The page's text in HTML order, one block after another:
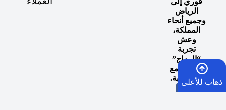
الرياض
وجميع أنحاء
المملكة،
وعش
تجربة
“المزاج”
المثالي مع
كل سحبة.
ذهاب للأعلى